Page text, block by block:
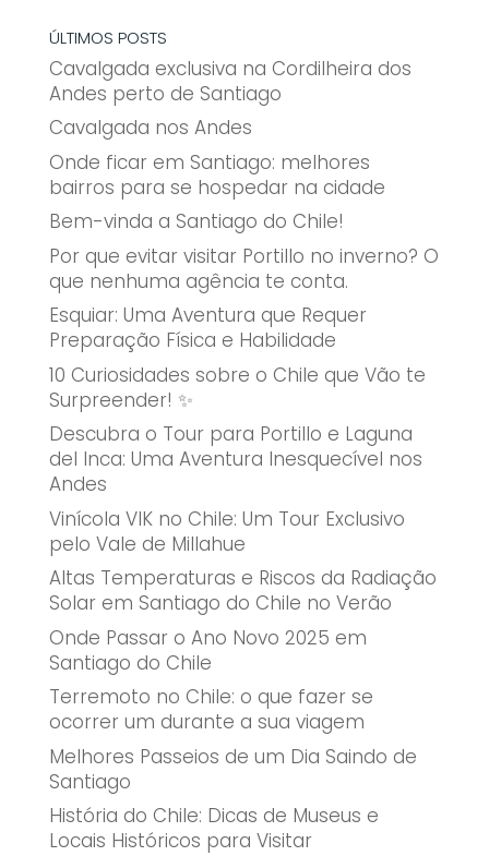
ÚLTIMOS POSTS
Cavalgada exclusiva na Cordilheira dos
Andes perto de Santiago
Cavalgada nos Andes
Onde ficar em Santiago: melhores
bairros para se hospedar na cidade
Bem-vinda a Santiago do Chile!
Por que evitar visitar Portillo no inverno? O
que nenhuma agência te conta.
Esquiar: Uma Aventura que Requer
Preparação Física e Habilidade
10 Curiosidades sobre o Chile que Vão te
Surpreender! ✨
Descubra o Tour para Portillo e Laguna
del Inca: Uma Aventura Inesquecível nos
Andes
Vinícola VIK no Chile: Um Tour Exclusivo
pelo Vale de Millahue
Altas Temperaturas e Riscos da Radiação
Solar em Santiago do Chile no Verão
Onde Passar o Ano Novo 2025 em
Santiago do Chile
Terremoto no Chile: o que fazer se
ocorrer um durante a sua viagem
Melhores Passeios de um Dia Saindo de
Santiago
História do Chile: Dicas de Museus e
Locais Históricos para Visitar